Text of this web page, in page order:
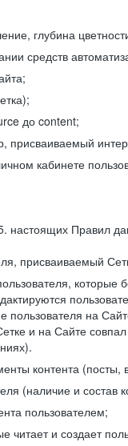
глубина
средств
до content;
присваиваемый
кабинете
настоящих Правил
присваиваемый
которые
пользователя на
и на Сайте
контента (посты,
(наличие и состав
пользователем;
читает и создает